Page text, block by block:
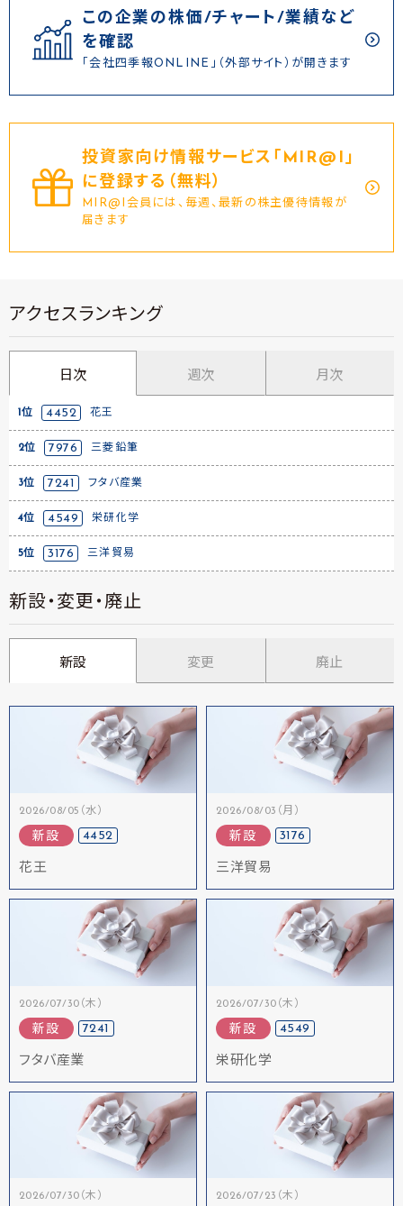
この企業の株価/チャート/業績など
を確認
「会社四季報ONLINE」（外部サイト）が開きます
投資家向け情報サービス｢MIR@I｣
に登録する（無料）
MIR@I会員には、毎週、最新の株主優待情報が
届きます
アクセスランキング
日次 週次 月次
1位 4452 花王
2位 7976 三菱鉛筆
3位 7241 フタバ産業
4位 4549 栄研化学
5位 3176 三洋貿易
新設・変更・廃止
新設 変更 廃止
2026/08/05（水）
新設 4452
花王
2026/08/03（月）
新設 3176
三洋貿易
2026/07/30（木）
新設 7241
フタバ産業
2026/07/30（木）
新設 4549
栄研化学
2026/07/30（木） 2026/07/23（木）